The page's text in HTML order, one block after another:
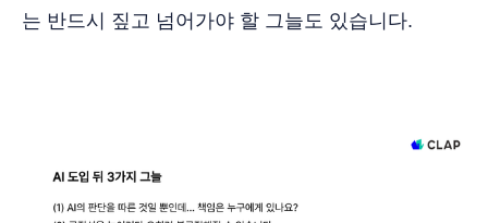
는 반드시 짚고 넘어가야 할 그늘도 있습니다.